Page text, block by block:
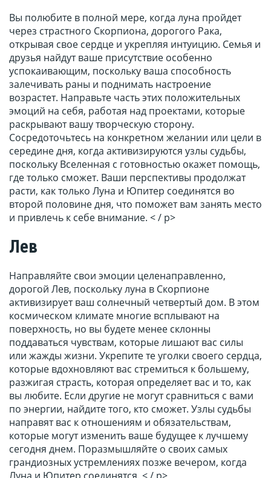
Вы полюбите в полной мере, когда луна пройдет
через страстного Скорпиона, дорогого Рака,
открывая свое сердце и укрепляя интуицию. Семья и
друзья найдут ваше присутствие особенно
успокаивающим, поскольку ваша способность
залечивать раны и поднимать настроение
возрастет. Направьте часть этих положительных
эмоций на себя, работая над проектами, которые
раскрывают вашу творческую сторону.
Сосредоточьтесь на конкретном желании или цели в
середине дня, когда активизируются узлы судьбы,
поскольку Вселенная с готовностью окажет помощь,
где только сможет. Ваши перспективы продолжат
расти, как только Луна и Юпитер соединятся во
второй половине дня, что поможет вам занять место
и привлечь к себе внимание. < / p>
Лев
Направляйте свои эмоции целенаправленно,
дорогой Лев, поскольку луна в Скорпионе
активизирует ваш солнечный четвертый дом. В этом
космическом климате многие всплывают на
поверхность, но вы будете менее склонны
поддаваться чувствам, которые лишают вас силы
или жажды жизни. Укрепите те уголки своего сердца,
которые вдохновляют вас стремиться к большему,
разжигая страсть, которая определяет вас и то, как
вы любите. Если другие не могут сравниться с вами
по энергии, найдите того, кто сможет. Узлы судьбы
направят вас к отношениям и обязательствам,
которые могут изменить ваше будущее к лучшему
сегодня днем. Поразмышляйте о своих самых
грандиозных устремлениях позже вечером, когда